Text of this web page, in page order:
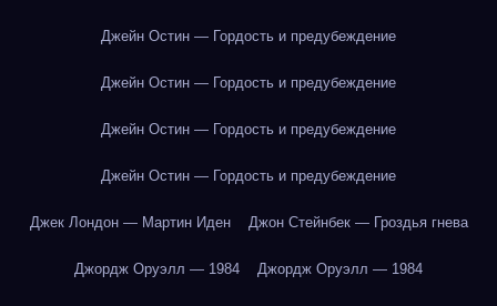
Джейн Остин — Гордость и предубеждение
Джейн Остин — Гордость и предубеждение
Джейн Остин — Гордость и предубеждение
Джейн Остин — Гордость и предубеждение
Джек Лондон — Мартин Иден Джон Стейнбек — Гроздья гнева
Джордж Оруэлл — 1984 Джордж Оруэлл — 1984